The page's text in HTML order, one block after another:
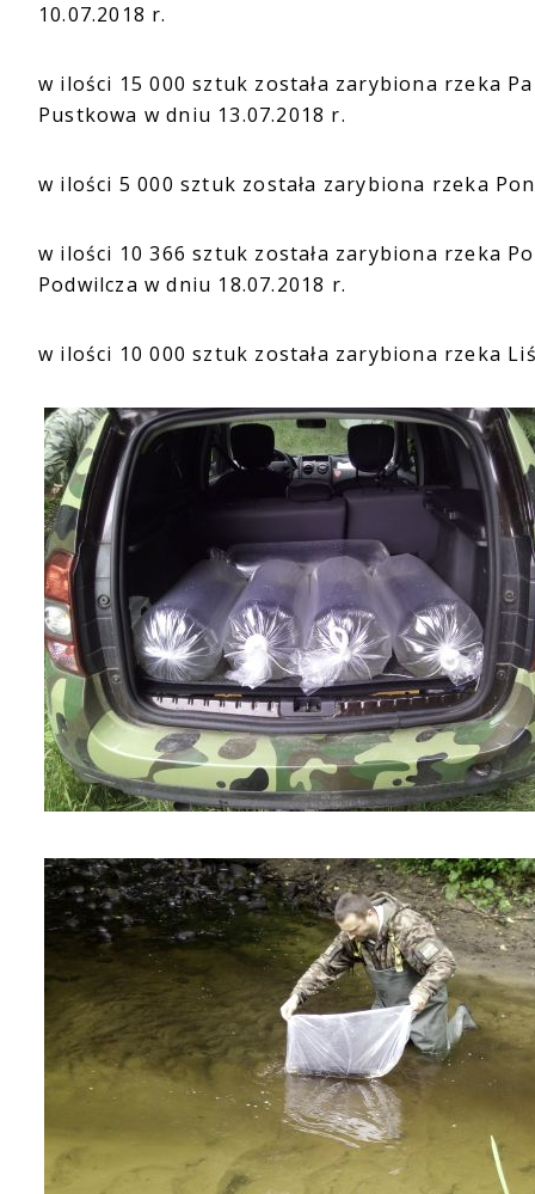
10.07.2018 r.
w ilości 15 000 sztuk została zarybiona rzeka
Pustkowa w dniu 13.07.2018 r.
w ilości 5 000 sztuk została zarybiona rzeka
w ilości 10 366 sztuk została zarybiona rzeka
Podwilcza w dniu 18.07.2018 r.
w ilości 10 000 sztuk została zarybiona rzeka